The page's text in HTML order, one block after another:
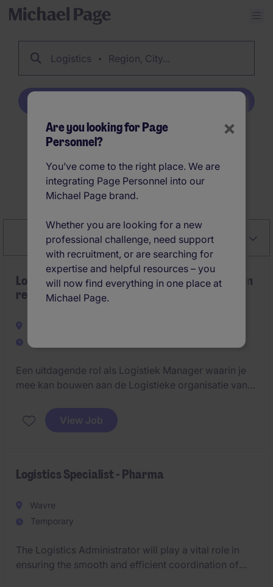
×
Are you looking for Page
Personnel?
You’ve come to the right place. We are
integrating Page Personnel into our
Michael Page brand.
Whether you are looking for a new
professional challenge, need support
with recruitment, or are searching for
expertise and helpful resources – you
will now find everything in one place at
Michael Page.
Logistics Region, City...
96 Logistics jobs
Create Job Alert
Relevancy
CloseFilter
Logistiek Manager - Groeiende onderneming in
regio Gent
Een uitdagende rol als Logistiek Manager waarin je
mee kan bouwen aan de Logistieke organisatie van
met een strategische visie.
View Job
Logistics Specialist - Pharma
Wavre
Temporary
The Logistics Administrator will play a vital role in
ensuring the smooth and efficient coordination of